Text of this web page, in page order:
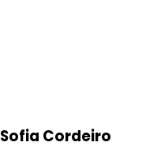
Sofia Cordeiro